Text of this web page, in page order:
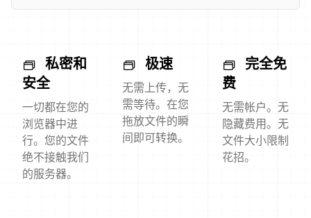
私密和
安全
一切都在您的
浏览器中进
行。您的文件
绝不接触我们
的服务器。
极速
无需上传，无
需等待。在您
拖放文件的瞬
间即可转换。
完全免
费
无需帐户。无
隐藏费用。无
文件大小限制
花招。